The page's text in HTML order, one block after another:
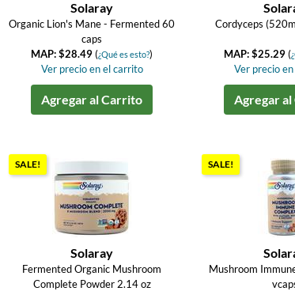
Solaray
Organic Lion's Mane - Fermented 60
caps
MAP: $28.49(¿Qué es esto?)
Ver precio en el carrito
Agregar al Carrito
Cordyceps
MAP: $25.29(
Ver precio
Agregar
SALE!
Solaray
Fermented Organic Mushroom
Complete Powder 2.14 oz
SALE!
Mushroom